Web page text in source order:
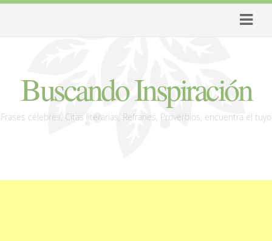
Buscando Inspiración
Frases célebres, Citas literarias, Refranes, Proverbios, encuentra el tuyo